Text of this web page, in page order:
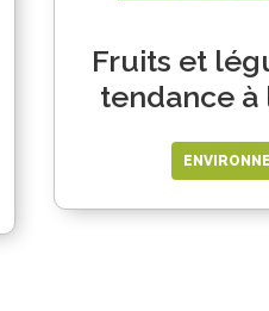
Fruits et
tendance à